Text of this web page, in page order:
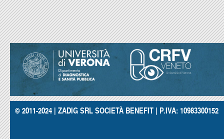
© 2011-2024 | ZADIG SRL SOCIETÀ BENEFIT | P.IVA: 10983300152